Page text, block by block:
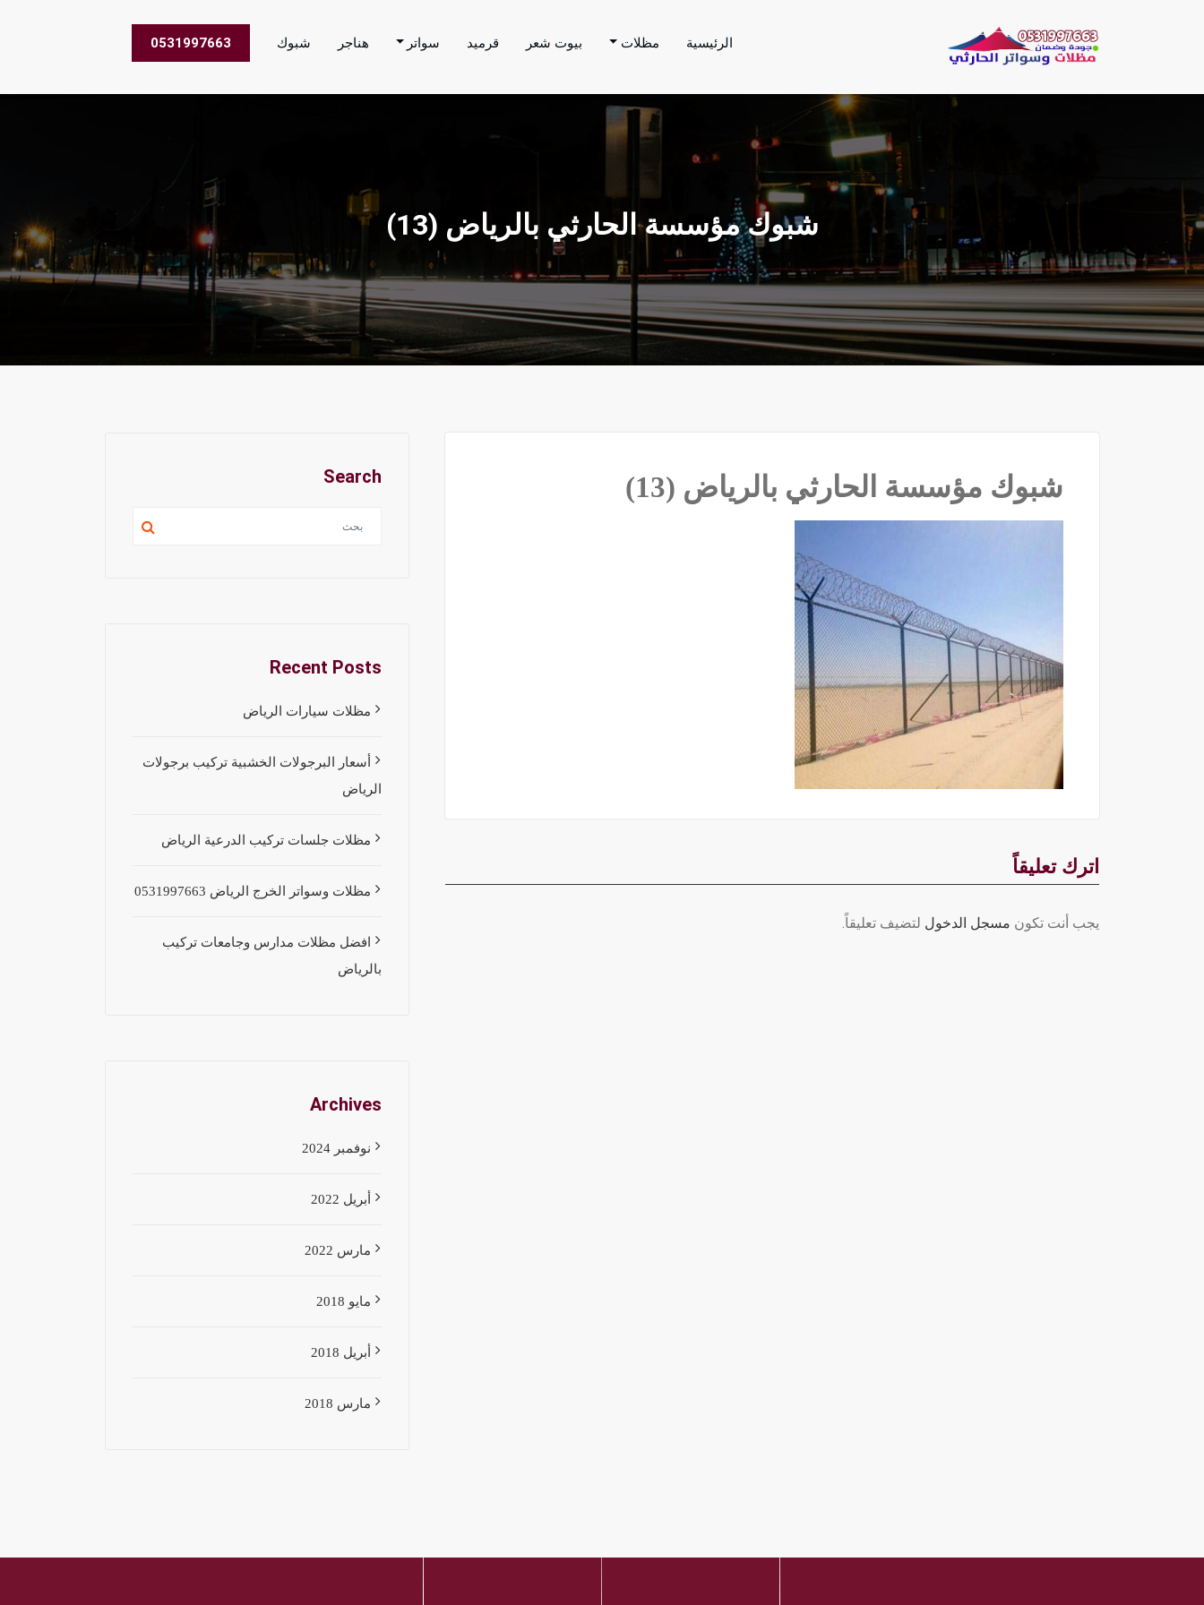
مظلات الحارثي نقوم بتنفيذ اعمال المظلات والسواتر والهناجر وغيرها من الاعمال في جميع مناطق المملكة العربية السعودية
الرئيسية مظلات بيوت شعر قرميد سواتر هناجر شبوك 0531997663
شبوك مؤسسة الحارثي بالرياض (13)
شبوك مؤسسة الحارثي بالرياض (13)
اترك تعليقاً
يجب أنت تكون مسجل الدخول لتضيف تعليقاً.
Search
Recent Posts
مظلات سيارات الرياض
أسعار البرجولات الخشبية تركيب برجولات
الرياض
مظلات جلسات تركيب الدرعية الرياض
مظلات وسواتر الخرج الرياض 0531997663
افضل مظلات مدارس وجامعات تركيب
بالرياض
Archives
نوفمبر 2024
أبريل 2022
مارس 2022
مايو 2018
أبريل 2018
مارس 2018